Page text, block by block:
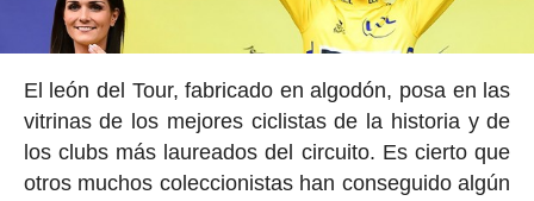
El león del Tour, fabricado en algodón, posa en las
vitrinas de los mejores ciclistas de la historia y de
los clubs más laureados del circuito. Es cierto que
otros muchos coleccionistas han conseguido algún